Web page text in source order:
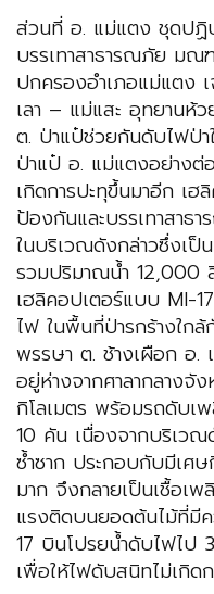
ส่วนที่ อ. แม่แตง ชุดปฏิ
บรรเทาสาธารณภัย ม
ปกครองอำเภอแม่แตง
เลา – แม่แสะ อุทยานห้ว
ต. ป่าแป๋ช่วยกันดับไฟป่า
ป่าแป๋ อ. แม่แตงอย่างต่
เกิดการปะทุขึ้นมาอีก เ
ป้องกันและบรรเทาสา
ในบริเวณดังกล่าวซึ่งเป็
รวมปริมาณน้ำ 12,000
เฮลิคอปเตอร์แบบ MI-
ไฟ ในพื้นที่ป่ารกร้างใก
พรรษา ต. ช้างเผือก อ.
อยู่ห่างจากศาลากลางจั
กิโลเมตร พร้อมรถดับเ
10 คัน เนื่องจากบริเว
ซ้ำซาก ประกอบกับมีเศ
มาก จึงกลายเป็นเชื้อเ
แรงติดบนยอดต้นไม้ที่มี
17 บินโปรยน้ำดับไฟไป
เพื่อให้ไฟดับสนิทไม่เกิด